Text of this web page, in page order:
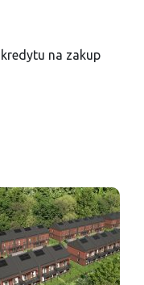
na zakup